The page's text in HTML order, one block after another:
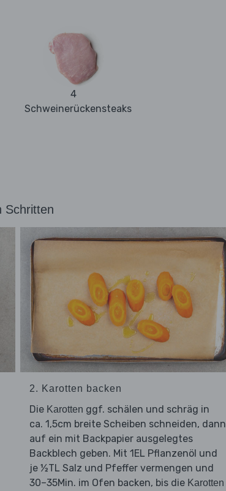
4
Schweinerückensteaks
Schritten
2. Karotten backen
Die Karotten ggf. schälen und schräg in
ca. 1,5cm breite Scheiben schneiden, dann
auf ein mit Backpapier ausgelegtes
Backblech geben. Mit 1EL Pflanzenöl und
je ½TL Salz und Pfeffer vermengen und
30–35Min. im Ofen backen, bis die Karotten